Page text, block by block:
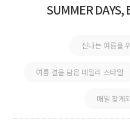
SUMMER DAYS,
신나는 여름을
여름 결을 담은 데일리 스타일
매일 찾게